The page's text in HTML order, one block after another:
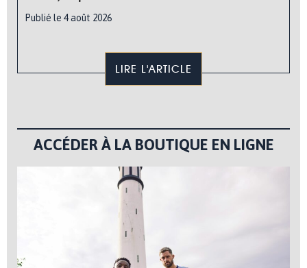
Publié le 4 août 2026
LIRE L'ARTICLE
ACCÉDER À LA BOUTIQUE EN LIGNE